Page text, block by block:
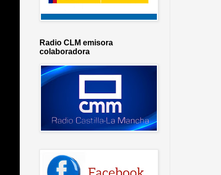
Radio CLM emisora
colaboradora